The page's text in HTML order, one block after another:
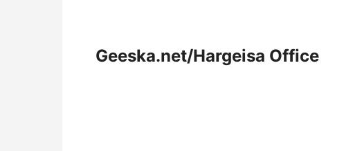
Geeska.net/Hargeisa Office